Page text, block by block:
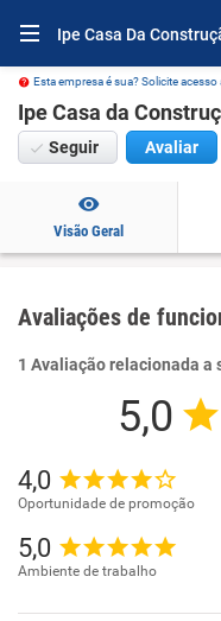
Ipe Casa Da
Esta empresa é sua? Solicite acesso
Ipe Casa da
Seguir Avaliar
Visão Geral
Avaliações de
1 Avaliação relacionada a
5,0
4,0
Oportunidade de promoção
5,0
Ambiente de trabalho